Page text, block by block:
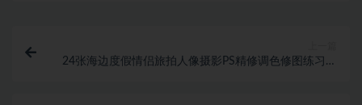
24张海边度假情侣旅拍人像摄影PS精修调色修图练习素